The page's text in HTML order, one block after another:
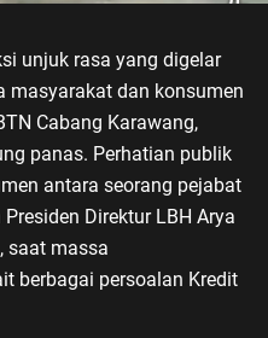
unjuk rasa yang digelar
masyarakat dan konsumen
Cabang Karawang,
panas. Perhatian publik
antara seorang pejabat
Direktur LBH Arya
saat massa
berbagai persoalan Kredit